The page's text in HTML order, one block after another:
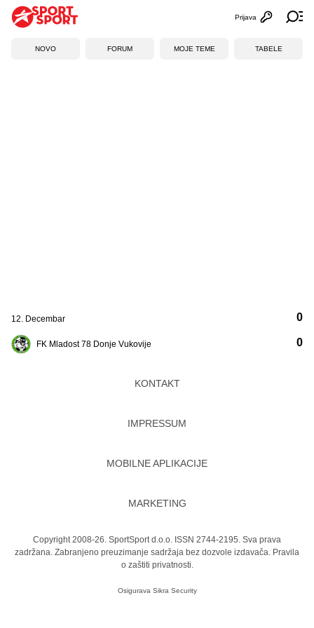
Otvori
Prijava
NOVO FORUM MOJE TEME TABELE
12. Decembar
FK Mladost 78 Donje Vukovije
0
0
KONTAKT
IMPRESSUM
MOBILNE APLIKACIJE
MARKETING
Copyright 2008-26. SportSport d.o.o. ISSN 2744-2195. Sva prava
zadržana. Zabranjeno preuzimanje sadržaja bez dozvole izdavača. Pravila
o zaštiti privatnosti.
Osigurava Sikra Security